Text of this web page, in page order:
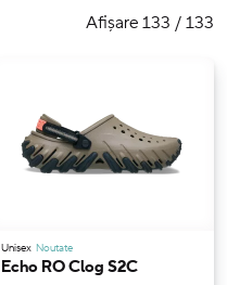
Afișare 133 / 133
Unisex Noutate
Echo RO Clog S2C